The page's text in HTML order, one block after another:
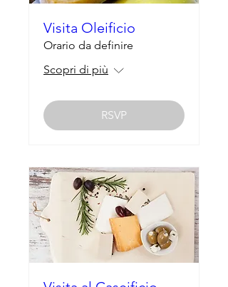
Visita Oleificio
Orario da definire
Scopri di più
RSVP